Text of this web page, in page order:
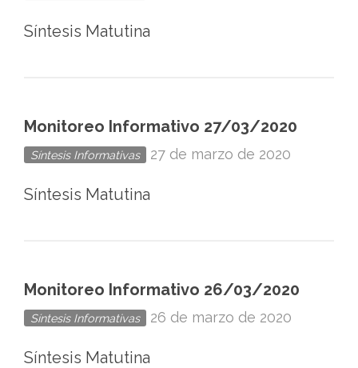
Síntesis Matutina
Monitoreo Informativo 27/03/2020
Síntesis Informativas 27 de marzo de 2020
Síntesis Matutina
Monitoreo Informativo 26/03/2020
Síntesis Informativas 26 de marzo de 2020
Síntesis Matutina